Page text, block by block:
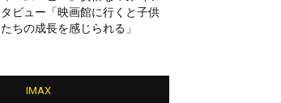
タビュー「映画館に行くと子供
たちの成長を感じられる」
IMAX